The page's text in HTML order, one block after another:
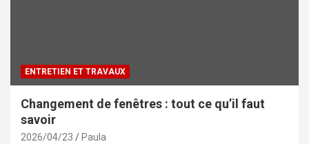
ENTRETIEN ET TRAVAUX
Changement de fenêtres : tout ce qu’il faut
savoir
2026/04/23 Paula